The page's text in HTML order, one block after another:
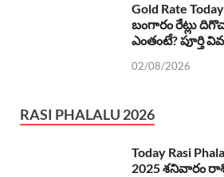
Gold Rate
బంగారం రేట్లు
ఎంతంటే? పూర్తి
02/08/2026
RASI PHALALU 2026
Today Rasi
2025 శనివారం